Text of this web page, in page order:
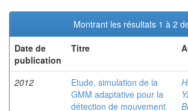
Montrant les résultats 1 à 2
Date de
publication
Titre
2012
Etude, simulation de la
GMM adaptative pour la
détection de mouvement